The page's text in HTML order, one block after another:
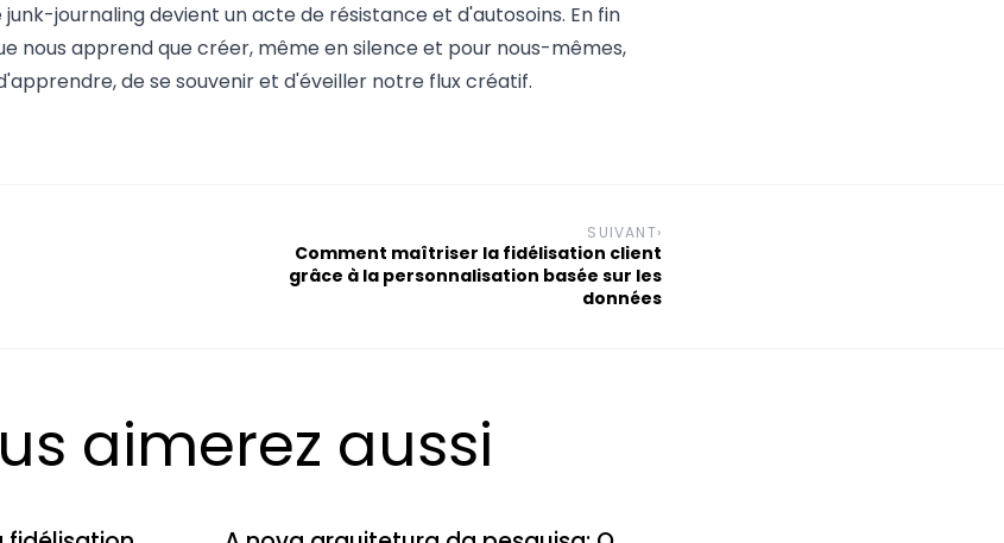
journaling devient un acte de résistance et d'autosoins. En fin
nous apprend que créer, même en silence et pour nous-mêmes,
de se souvenir et d'éveiller notre flux créatif.
SUIVANT›
Comment maîtriser la fidélisation client
grâce à la personnalisation basée sur les
données
aimerez aussi